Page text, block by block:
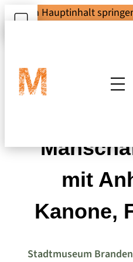
Zum Hauptinhalt
GNOM-
mit
Kanone,
Stadtmuseum